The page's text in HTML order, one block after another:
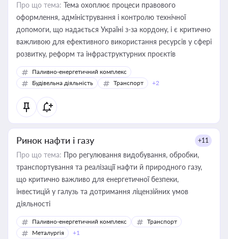
Про що тема: Тема охоплює процеси правового
оформлення, адміністрування і контролю технічної
допомоги, що надається Україні з-за кордону, і є критично
важливою для ефективного використання ресурсів у сфері
розвитку, реформ та інфраструктурних проєктів
Паливно-енергетичний комплекс
Будівельна діяльність
Транспорт +2
Ринок нафти і газу +11
Про що тема: Про регулювання видобування, обробки,
транспортування та реалізації нафти й природного газу,
що критично важливо для енергетичної безпеки,
інвестицій у галузь та дотримання ліцензійних умов
діяльності
Паливно-енергетичний комплекс
Транспорт
Металургія
+1